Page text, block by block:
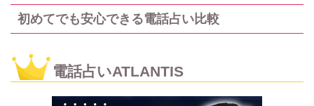
初めてでも安心できる電話占い比較
電話占いATLANTIS